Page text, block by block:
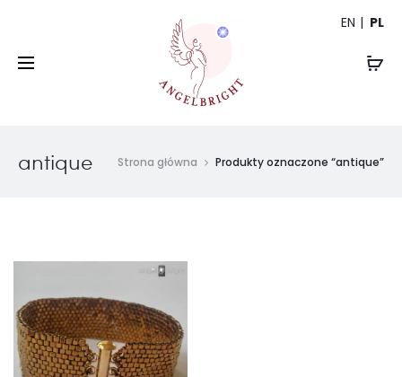
EN PL
antique Strona główna Produkty oznaczone “antique”